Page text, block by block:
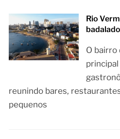
Rio
O bairro
reunindo bares,
pequenos